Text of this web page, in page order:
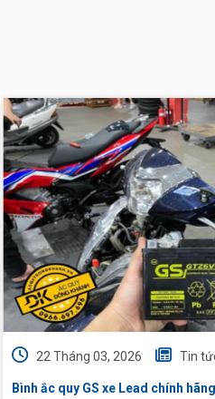
22 Tháng 03, 2026 Tin
Bình ắc quy GS xe Lead chính